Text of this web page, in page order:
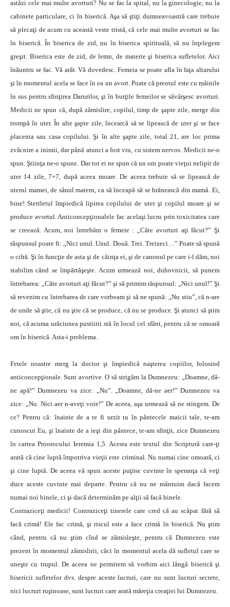
astăzi cele mai multe avorturi? Nu se fac la spital, nu la ginecologie, nu la
cabinete particulare, ci în biserică. Aşa să ştiţi dumneavoastră care trebuie
să plecaţi de acum cu această veste tristă, că cele mai multe avorturi se fac
în biserică. În biserica de zid, nu în biserica spirituală, să nu înţelegem
greşit. Biserica este de zid, de lemn, de materie şi biserica sufletelor. Aici
înăuntru se fac. Vă arăt. Vă dovedesc. Femeia se poate afla în faţa altarului
şi în momentul acela se face în ea un avort. Poate că preotul este cu mâinile
în sus pentru sfinţirea Darurilor, şi în burţile femeilor se săvârşesc avorturi.
Medicii ne spun că, după zămislire, copilul, timp de şapte zile, merge din
trompă în uter. În alte şapte zile, încearcă să se lipească de uter şi se face
placenta sau casa copilului. Şi în alte şapte zile, total 21, are loc prima
zvâcnire a inimii, dar până atunci a fost viu, cu sistem nervos. Medicii ne-o
spun. Ştiinţa ne-o spune. Dar tot ei ne spun că un om poate vieţui nelipit de
uter 14 zile, 7+7, după aceea moare. De aceea trebuie să se lipească de
uterul mamei, de sânul matern, ca să înceapă să se hrănească din mamă. Ei,
bine! Steriletul împiedică lipirea copilului de uter şi copilul moare şi se
produce avortul. Anticoncepţionalele fac acelaşi lucru prin toxicitatea care
se creează. Acum, noi întrebăm o femeie : „Câte avorturi aţi făcut?” Şi
răspunsul poate fi: „Nici unul. Unul. Două. Trei. Treizeci…” Poate să spună
o cifră. Şi în funcţie de asta şi de căinţa ei, şi de canonul pe care i-l dăm, noi
stabilim când se împărtăşeşte. Acum urmează noi, duhovnicii, să punem
întrebarea: „Câte avorturi aţi făcut?” şi să primim răspunsul: „Nici unul!” Şi
să revenim cu întrebarea de care vorbeam şi să ne spună: „Nu stiu”, că n-are
de unde să ştie, că nu ştie că se produce, că nu se produce. Şi atunci să ştim
noi, că acuma urâciunea pustiirii stă în locul cel sfânt, pentru că se omoară
om în biserică. Asta-i problema.
Fetele noastre merg la doctor şi împiedică naşterea copiilor, folosind
anticoncepţionale. Sunt avortive. O să strigăm la Dumnezeu: „Doamne, dă-
ne apă!” Dumnezeu va zice: „Nu”. „Doamne, dă-ne aer!” Dumnezeu va
zice: „Nu. Nici aer n-aveţi voie!” De aceea, aşa urmează să ne stingem. De
ce? Pentru că: înainte de a te fi urzit tu în pântecele maicii tale, te-am
cunoscut Eu, şi înainte de a ieşi din pântece, te-am sfinţit, zice Dumnezeu
în cartea Proorocului Ieremia 1,5. Acesta este textul din Scriptură care-ţi
arată că cine luptă împotriva vieţii este criminal. Nu numai cine omoară, ci
şi cine luptă. De aceea vă spun aceste puţine cuvinte în speranţa că veţi
duce aceste cuvinte mai departe. Pentru că nu ne mântuim dacă facem
numai noi binele, ci şi dacă determinăm pe alţii să facă binele.
Contraziceţi medicii! Contraziceţi tinerele care cred că au scăpat fără să
facă crimă! Ele fac crimă, şi riscul este a face crimă în biserică. Nu ştim
când, pentru că nu ştim cînd se zămisleşte, pentru că Dumnezeu este
prezent în momentul zămislirii, căci în momentul acela dă sufletul care se
uneşte cu trupul. De aceea ne permitem să vorbim aici lângă biserică şi
bisericii sufletelor dvs. despre aceste lucruri, care nu sunt lucruri secrete,
nici lucruri ruşinoase, sunt lucruri care arată măreţia creaţiei lui Dumnezeu.